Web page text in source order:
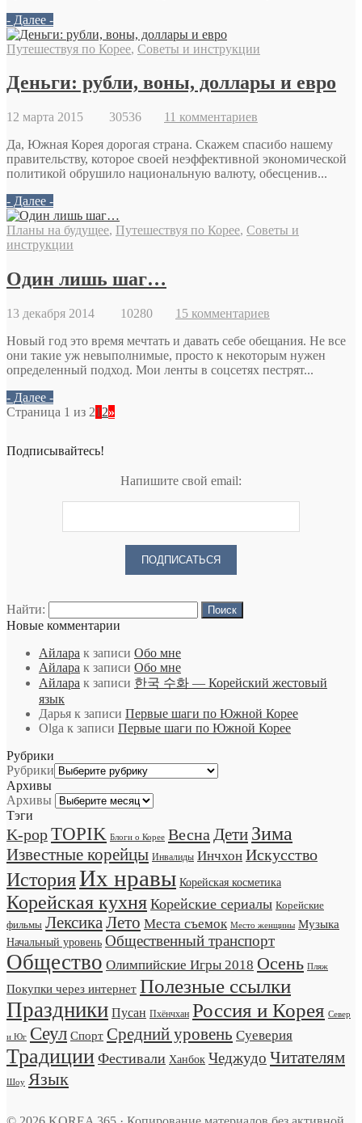
- Далее -
Путешествуя по Корее, Советы и инструкции
Деньги: рубли, воны, доллары и евро
12 марта 2015 30536 11 комментариев
Да, Южная Корея дорогая страна. Скажем спасибо нашему
правительству, которое своей неэффективной экономической
политикой обрушило национальную валюту, обесценив...
- Далее -
Планы на будущее, Путешествуя по Корее, Советы и
инструкции
Один лишь шаг…
13 декабря 2014 10280 15 комментариев
Новый год это время мечтать и давать себе обещания. Не все
они такие уж невыполнимые, просто к некоторым нужен
определенный подход. Мои ленты в соцсетях пестрят...
- Далее -
Страница 1 из 21 2»
Подписывайтесь!
Напишите свой email:
Найти:
Новые комментарии
Айлара к записи Обо мне
Айлара к записи Обо мне
Айлара к записи 한국 수화 — Корейский жестовый
язык
Дарья к записи Первые шаги по Южной Корее
Olga к записи Первые шаги по Южной Корее
Рубрики
Рубрики
Архивы
Архивы
Тэги
K-popTOPIK Блоги о Корее Весна Дети Зима
Известные корейцы Инвалиды Инчхон Искусство
ИсторияИх нравы Корейская косметика
Корейская кухня Корейские сериалы Корейские
фильмы Лексика Лето Места съемок Место женщины Музыка
Начальный уровень Общественный транспорт
Общество Олимпийские Игры 2018 Осень Пляж
Покупки через интернет Полезные ссылки
Праздники Пусан Пхёнчхан Россия и Корея Север
и Юг Сеул Спорт Средний уровень Суеверия
Традиции Фестивали Ханбок Чеджудо Читателям
Шоу Язык